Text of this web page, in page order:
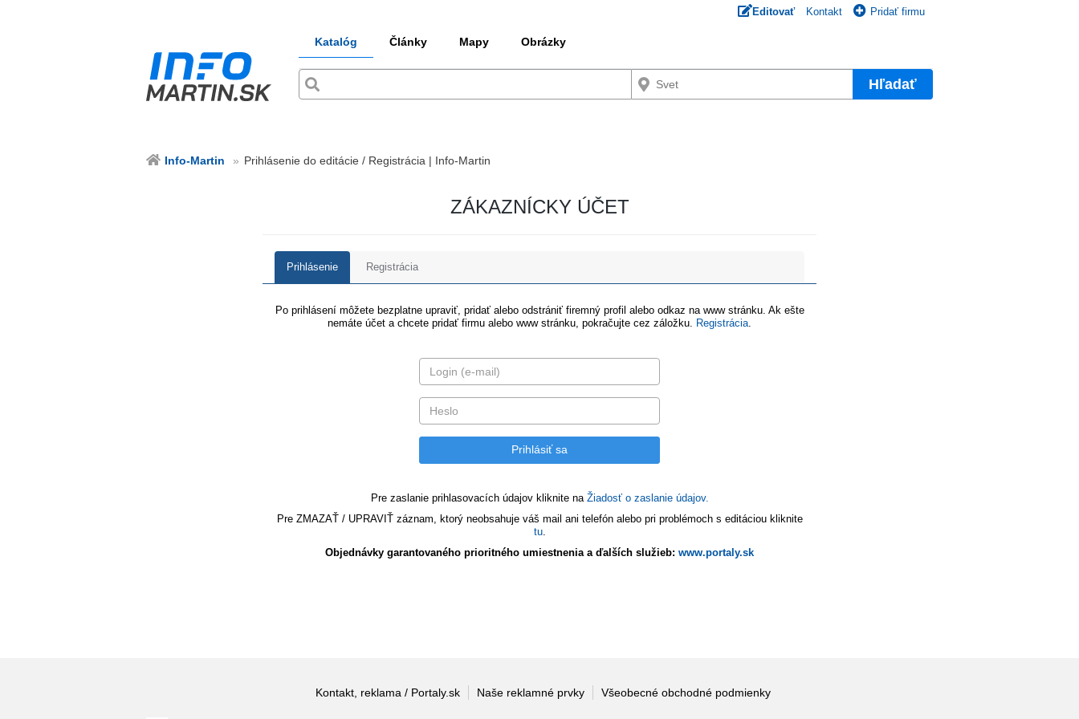
Editovať Kontakt Pridať firmu
Katalóg Články Mapy Obrázky
Hľadať
Info-Martin Prihlásenie do editácie / Registrácia | Info-Martin
ZÁKAZNÍCKY ÚČET
Prihlásenie Registrácia
Po prihlásení môžete bezplatne upraviť, pridať alebo odstrániť firemný profil alebo odkaz na www stránku. Ak ešte
nemáte účet a chcete pridať firmu alebo www stránku, pokračujte cez záložku.
Registrácia
Pre zaslanie prihlasovacích údajov kliknite na Žiadosť o zaslanie údajov.
Pre ZMAZAŤ / UPRAVIŤ záznam, ktorý neobsahuje váš mail ani telefón alebo pri problémoch s editáciou kliknite
tu.
Objednávky garantovaného prioritného umiestnenia a ďalších služieb: www.portaly.sk
Kontakt, reklama / Portaly.sk Naše reklamné prvky Všeobecné obchodné podmienky